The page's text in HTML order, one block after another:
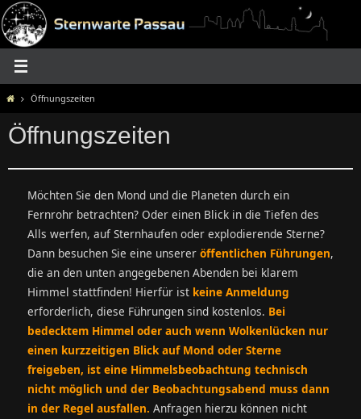
Zum
Inhalt
springen
HomeÖffnungszeiten
Öffnungszeiten
Möchten Sie den Mond und die Planeten durch ein
Fernrohr betrachten? Oder einen Blick in die Tiefen des
Alls werfen, auf Sternhaufen oder explodierende Sterne?
Dann besuchen Sie eine unserer öffentlichen Führungen,
die an den unten angegebenen Abenden bei klarem
Himmel stattfinden! Hierfür ist keine Anmeldung
erforderlich, diese Führungen sind kostenlos. Bei
bedecktem Himmel oder auch wenn Wolkenlücken nur
einen kurzzeitigen Blick auf Mond oder Sterne
freigeben, ist eine Himmelsbeobachtung technisch
nicht möglich und der Beobachtungsabend muss dann
in der Regel ausfallen. Anfragen hierzu können nicht